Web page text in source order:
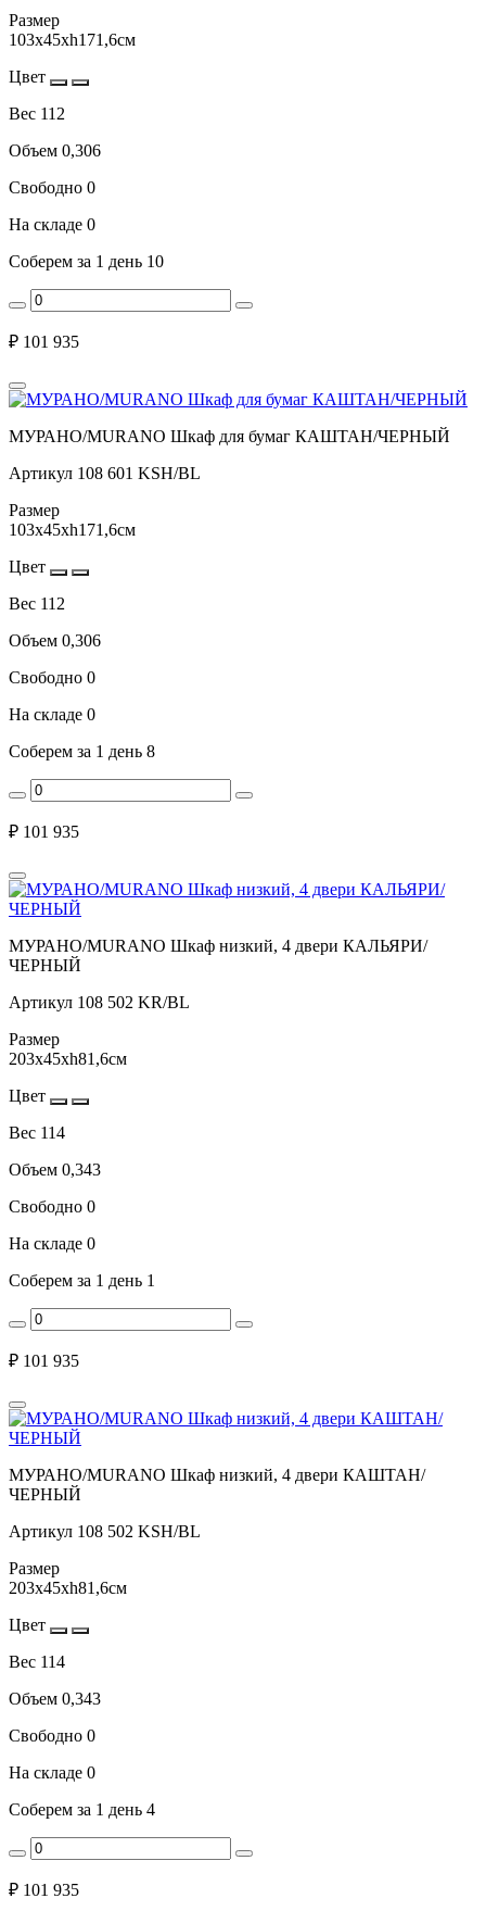
Размер
103x45xh171,6см
Цвет
Вес 112
Объем 0,306
Свободно 0
На складе 0
Соберем за 1 день 10
₽ 101 935
МУРАНО/MURANO Шкаф для бумаг КАШТАН/ЧЕРНЫЙ
Артикул 108 601 KSH/BL
Размер
103x45xh171,6см
Цвет
Вес 112
Объем 0,306
Свободно 0
На складе 0
Соберем за 1 день 8
₽ 101 935
МУРАНО/MURANO Шкаф низкий, 4 двери КАЛЬЯРИ/
ЧЕРНЫЙ
Артикул 108 502 KR/BL
Размер
203x45xh81,6см
Цвет
Вес 114
Объем 0,343
Свободно 0
На складе 0
Соберем за 1 день 1
₽ 101 935
МУРАНО/MURANO Шкаф низкий, 4 двери КАШТАН/
ЧЕРНЫЙ
Артикул 108 502 KSH/BL
Размер
203x45xh81,6см
Цвет
Вес 114
Объем 0,343
Свободно 0
На складе 0
Соберем за 1 день 4
₽ 101 935